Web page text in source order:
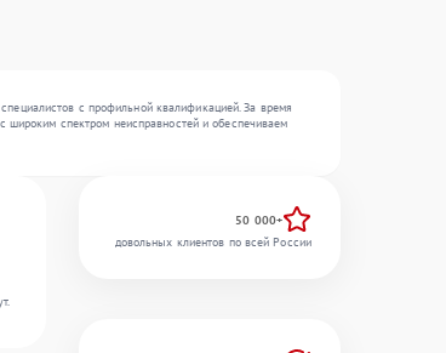
с профильной квалификацией. За время
спектром неисправностей и обеспечиваем
50 000+
довольных клиентов по всей России